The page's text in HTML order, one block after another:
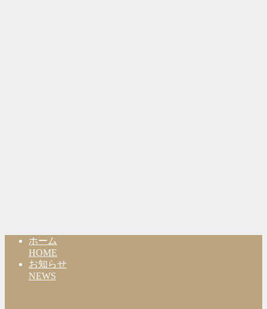
ホーム
HOME
お知らせ
NEWS